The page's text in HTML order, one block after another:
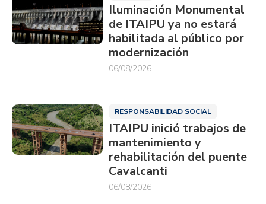
Iluminación Monumental
de ITAIPU ya no estará
habilitada al público por
modernización
06/08/2026
RESPONSABILIDAD SOCIAL
ITAIPU inició trabajos de
mantenimiento y
rehabilitación del puente
Cavalcanti
06/08/2026